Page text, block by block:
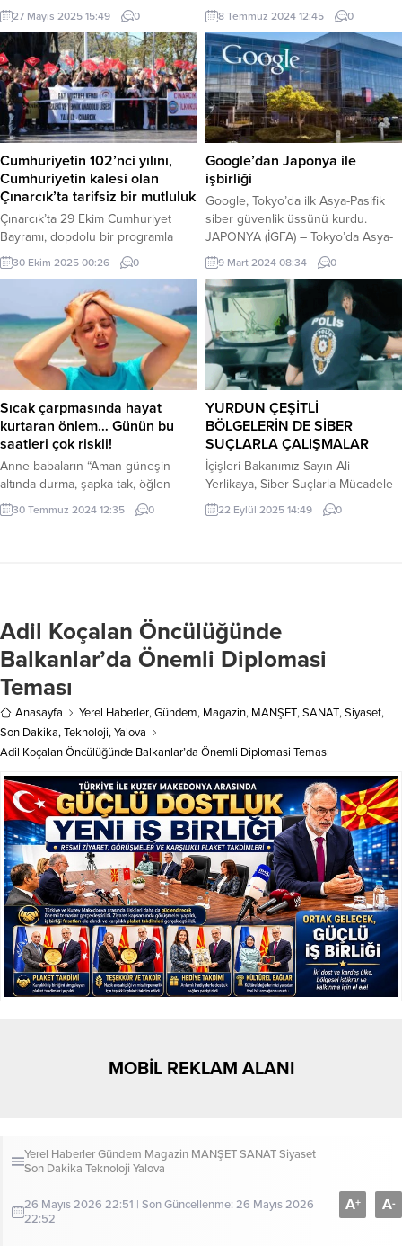
Mahmud Kemal İnal” konulu şöylesi
ile sona erecek. SAKARYA (İGFA) –
Ofis Sanat Merkezi’nde
moderatörlüğünü Ömer Faruk
Deliktaş’ın yapacağı programa
Yazar Dursun Gürlek konuşmacı
olarak katılacak. Sakarya
Büyükşehir Belediyesi, Mayıs kültür
sanat takvimi söyleşi programıyla
tamamlanıyor. Bu kapsamda...
27 Mayıs 2025 15:49 0
edilen programda İzmit Belediyesi
yöneticileri kırsal mahallelerin
muhtarlarıyla Sapakpınar’da bir
araya geldi İZMİT (İGFA) – İzmit
Belediyesi Başkan Yardımcıları
Muhammet Ertürk, Lütfü Obuz,
Sapakpınar Mahallesinde kırsal
mahallelerin muhtarlarıyla buluştu.
Programa İzmit Belediyesi teknik
danışmanı Hakan Yalçın, Muhtarlık
İşleri Müdürü Ozan Aksu, Park ve...
8 Temmuz 2024 12:45 0
Cumhuriyetin 102’nci yılını,
Cumhuriyetin kalesi olan
Çınarcık’ta tarifsiz bir mutluluk
Çınarcık’ta 29 Ekim Cumhuriyet
Bayramı, dopdolu bir programla
coşku içerisinde kutlandı.
Çınarcık’ta 29 Ekim Cumhuriyet
Bayramı kutlamaları, yurdun dört bir
tarafında olduğu gibi çelenk
sunumuyla başladı. 28 Ekim’de,
ilçenin Cumhuriyet Meydanı’ndaki
Atatürk Anıtı’na, Çınarcık
Kaymakamı Oğuzhan Erdi Atak ile
tarafından çelenk sunumunda
bulunuldu. İlçe kurum...
30 Ekim 2025 00:26 0
Google’dan Japonya ile
işbirliği
Google, Tokyo’da ilk Asya-Pasifik
siber güvenlik üssünü kurdu.
JAPONYA (İGFA) – Tokyo’da Asya-
Pasifik bölgesindeki ilk siber
güvenlik üssü kuruldu. Kaynaklara
göre, bölgedeki şirketlerden
bilgisayar mühendisleri siber karşı
önlemleri incelemek üzere üsse
davet edilecek. Google, Asya-
Pasifik bölgesindeki güvenliği
artırma çabasının bir parçası olarak
Tokyo’da bir siber güvenlik
araştırma merkezi açtı. Merkezin...
9 Mart 2024 08:34 0
Sıcak çarpmasında hayat
kurtaran önlem… Günün bu
saatleri çok riskli!
Anne babaların “Aman güneşin
altında durma, şapka tak, öğlen
sıcağında evden çıkma, güneş
kremi sür” uyarıları, yaz aylarının
kişiler “sıcak çarpması” tehdidiyle
daha fazla karşı...
30 Temmuz 2024 12:35 0
YURDUN ÇEŞİTLİ
BÖLGELERİN DE SİBER
SUÇLARLA ÇALIŞMALAR
İçişleri Bakanımız Sayın Ali
Yerlikaya, Siber Suçlarla Mücadele
kapsamında son 5 günde 170
şüphelinin yakalandığını açıkladı. 18
55 şüpheli şahıs TUTUKLANDI.
34’ü hakkında adli kontrol
hükümleri uygulandı. Diğerlerinin
22 Eylül 2025 14:49 0
Adil Koçalan Öncülüğünde
Balkanlar’da Önemli Diplomasi
Teması
Anasayfa Yerel Haberler,Gündem, Magazin, MANŞET,SANAT,Siyaset,
Son Dakika,Teknoloji,Yalova
Adil Koçalan Öncülüğünde Balkanlar’da Önemli Diplomasi Teması
MOBİL REKLAM ALANI
Yerel HaberlerGündem Magazin MANŞETSANATSiyaset
Son Dakika Teknoloji Yalova
26 Mayıs 2026 22:51 | Son Güncellenme: 26 Mayıs 2026
22:52
A+ A-